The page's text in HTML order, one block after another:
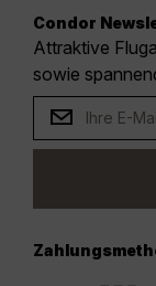
Condor
Attraktive
sowie